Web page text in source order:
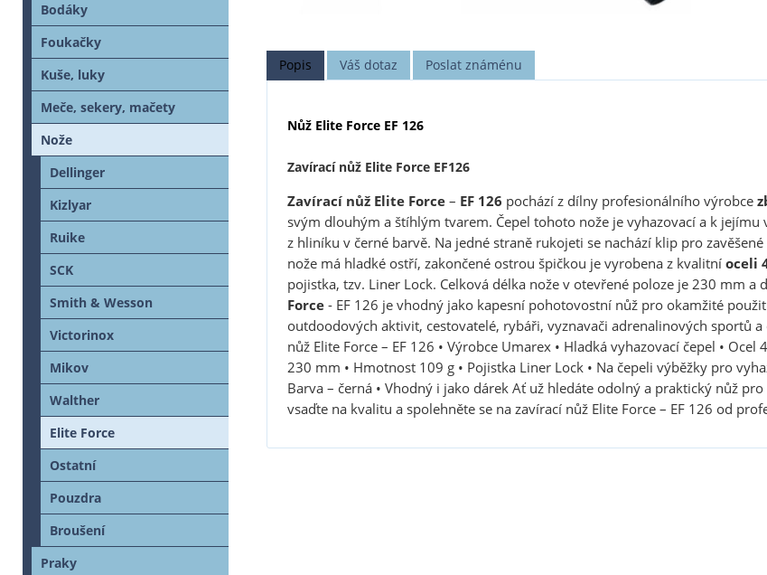
Popis Váš dotaz Poslat známénu
Nůž Elite Force EF 126
Zavírací nůž Elite Force EF126
Zavírací nůž Elite Force– EF 126 pochází z dílny profesionálního výrobce
svým dlouhým a štíhlým tvarem. Čepel tohoto nože je vyhazovací a k
z hliníku v černé barvě. Na jedné straně rukojeti se nachází klip pro
nože má hladké ostří, zakončené ostrou špičkou je vyrobena z kvalitníoceli
pojistka, tzv. Liner Lock. Celková délka nože v otevřené poloze je 230 mm a
Force- EF 126 je vhodný jako kapesní pohotovostní nůž pro okamžité
outdoodových aktivit, cestovatelé, rybáři, vyznavači adrenalinových sportů
nůž Elite Force – EF 126 • Výrobce Umarex • Hladká vyhazovací čepel •
230 mm • Hmotnost 109 g • Pojistka Liner Lock • Na čepeli výběžky pro
Barva – černá • Vhodný i jako dárek Ať už hledáte odolný a praktický nůž
vsaďte na kvalitu a spolehněte se na zavírací nůž Elite Force – EF 126 od
Bodáky
Foukačky
Kuše, luky
Meče, sekery, mačety
Nože
Dellinger
Kizlyar
Ruike
SCK
Smith & Wesson
Victorinox
Mikov
Walther
Elite Force
Ostatní
Pouzdra
Broušení
Praky